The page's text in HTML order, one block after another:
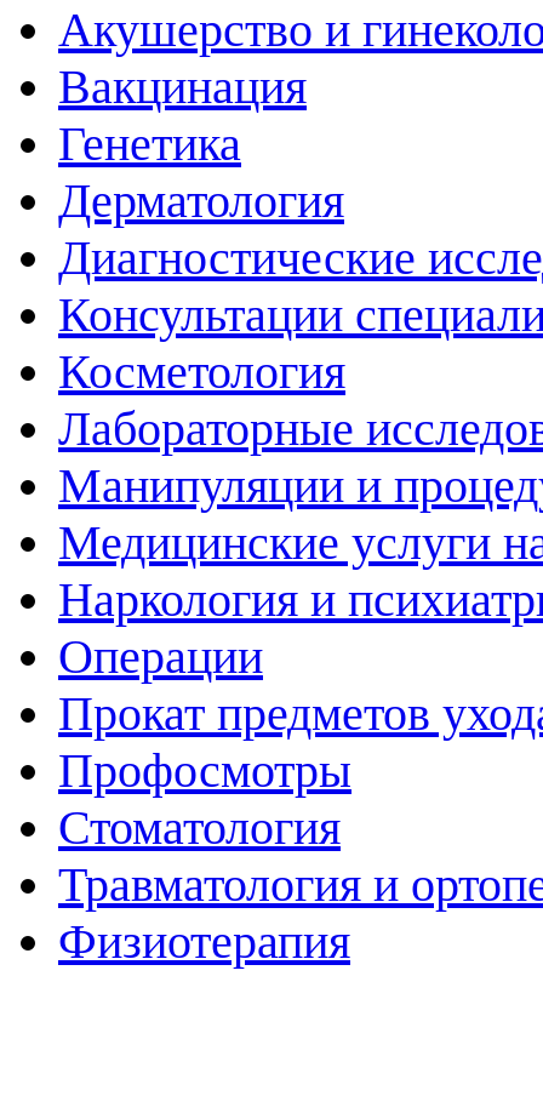
Акушерство и
Вакцинация
Генетика
Дерматология
Диагностические
Консультации
Косметология
Лабораторные
Манипуляции и
Медицинские услуги
Наркология и
Операции
Прокат предметов
Профосмотры
Стоматология
Травматология и
Физиотерапия